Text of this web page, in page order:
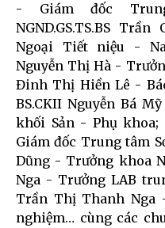
- Giám đốc
NGND.GS.TS.BS
Ngoại Tiết niệu -
Nguyễn Thị Hà -
Đinh Thị Hiền Lê -
BS.CKII Nguyễn Bá
khối Sản - Phụ khoa;
Giám đốc Trung tâm
Dũng - Trưởng khoa
Nga - Trưởng LAB
Trần Thị Thanh Nga
nghiệm… cùng các